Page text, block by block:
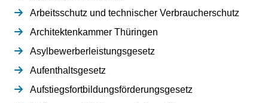
Arbeitsschutz und technischer Verbraucherschutz
Architektenkammer Thüringen
Asylbewerberleistungsgesetz
Aufenthaltsgesetz
Aufstiegsfortbildungsförderungsgesetz